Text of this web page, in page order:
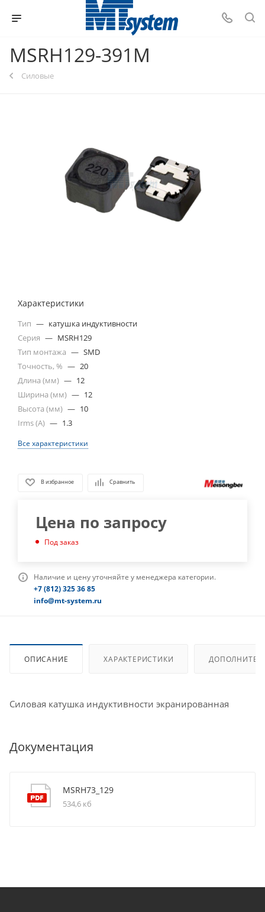
MSRH129-391M
Силовые
Характеристики
Тип — катушка индуктивности
Серия — MSRH129
Тип монтажа — SMD
Точность, % — 20
Длина (мм) — 12
Ширина (мм) — 12
Высота (мм) — 10
Irms (A) — 1.3
Все характеристики
В избранное Сравнить
Цена по запросу
Под заказ
Наличие и цену уточняйте у менеджера категории.
+7 (812) 325 36 85
info@mt-system.ru
ОПИСАНИЕ ХАРАКТЕРИСТИКИ
Силовая катушка индуктивности экранированная
Документация
MSRH73_129
534,6 кб